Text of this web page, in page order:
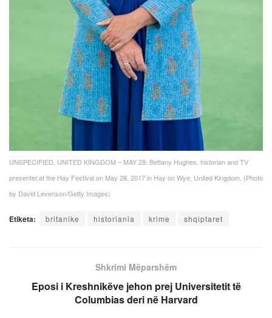
UNSPECIFIED, UNITED KINGDOM – MAY 28: Bettany Hughes, historian and TV
presenter,at the Hay Festival on May 28, 2017 in Hay on Wye, United Kingdom. (Photo
by David Levenson/Getty Images)
Etiketa: britanike historiania krime shqiptaret
Shkrimi Mëparshëm
Eposi i Kreshnikëve jehon prej Universitetit të
Columbias deri në Harvard